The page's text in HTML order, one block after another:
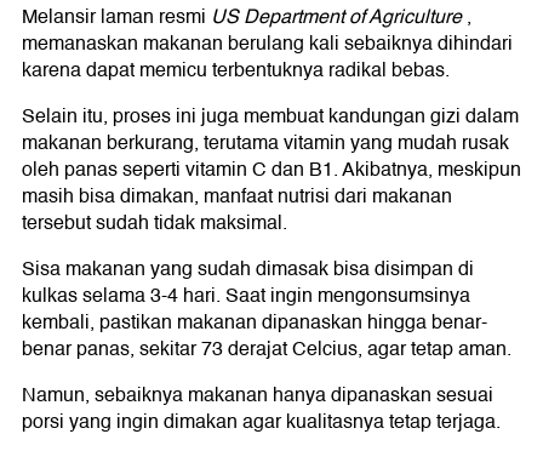
Melansir laman resmi US Department of Agriculture,
memanaskan makanan berulang kali sebaiknya dihindari
karena dapat memicu terbentuknya radikal bebas.
Selain itu, proses ini juga membuat kandungan gizi dalam
makanan berkurang, terutama vitamin yang mudah rusak
oleh panas seperti vitamin C dan B1. Akibatnya, meskipun
masih bisa dimakan, manfaat nutrisi dari makanan
tersebut sudah tidak maksimal.
Sisa makanan yang sudah dimasak bisa disimpan di
kulkas selama 3-4 hari. Saat ingin mengonsumsinya
kembali, pastikan makanan dipanaskan hingga benar-
benar panas, sekitar 73 derajat Celcius, agar tetap aman.
Namun, sebaiknya makanan hanya dipanaskan sesuai
porsi yang ingin dimakan agar kualitasnya tetap terjaga.